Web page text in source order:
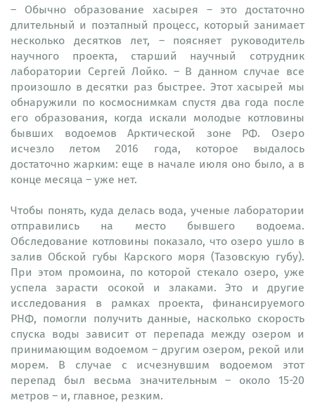
– Обычно образование хасырея – это достаточно
длительный и поэтапный процесс, который занимает
несколько десятков лет, – поясняет руководитель
научного проекта, старший научный сотрудник
лаборатории Сергей Лойко. – В данном случае все
произошло в десятки раз быстрее. Этот хасырей мы
обнаружили по космоснимкам спустя два года после
его образования, когда искали молодые котловины
бывших водоемов Арктической зоне РФ. Озеро
исчезло летом 2016 года, которое выдалось
достаточно жарким: еще в начале июля оно было, а в
конце месяца – уже нет.
Чтобы понять, куда делась вода, ученые лаборатории
отправились на место бывшего водоема.
Обследование котловины показало, что озеро ушло в
залив Обской губы Карского моря (Тазовскую губу).
При этом промоина, по которой стекало озеро, уже
успела зарасти осокой и злаками. Это и другие
исследования в рамках проекта, финансируемого
РНФ, помогли получить данные, насколько скорость
спуска воды зависит от перепада между озером и
принимающим водоемом – другим озером, рекой или
морем. В случае с исчезнувшим водоемом этот
перепад был весьма значительным – около 15-20
метров – и, главное, резким.